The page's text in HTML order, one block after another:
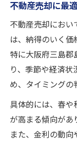
不動産売却に最
不動産売却におい
は、納得のいく価
特に大阪府三島郡
り、季節や経済
め、タイミングの
具体的には、春や
が高まる傾向があ
また、金利の動向